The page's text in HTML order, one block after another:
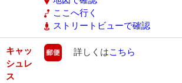
ここへ行く
ストリートビューで確認
キャッ
シュレ
ス
郵便
詳しくはこちら